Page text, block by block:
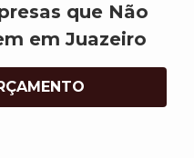
que Não
em Juazeiro